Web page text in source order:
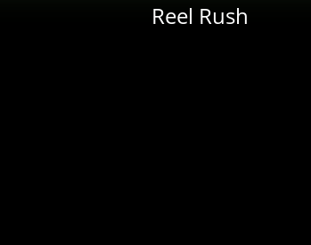
Reel Rush